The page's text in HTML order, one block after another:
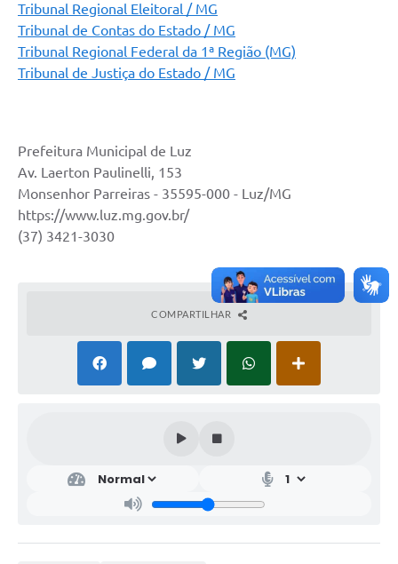
Tribunal Regional Eleitoral / MG
Tribunal de Contas do Estado / MG
Tribunal Regional Federal da 1ª Região (MG)
Tribunal de Justiça do Estado / MG
Prefeitura Municipal de Luz
Av. Laerton Paulinelli, 153
Monsenhor Parreiras - 35595-000 - Luz/MG
https://www.luz.mg.gov.br/
(37) 3421-3030
COMPARTILHAR